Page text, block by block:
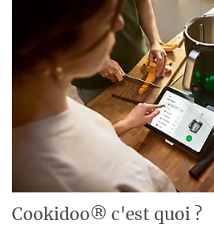
Cookidoo® c'est quoi ?